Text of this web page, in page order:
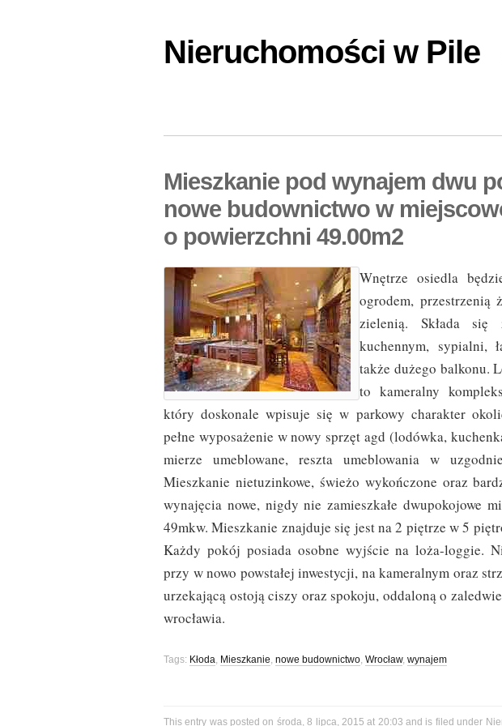
Nieruchomości w Pile
Mieszkanie pod wynajem dwu
nowe budownictwo w
o powierzchni 49.00m2
Wnętrze osiedla
ogrodem, przestrzenią
zielenią. Składa
kuchennym, sypialni,
także dużego balkonu.
to kameralny
który doskonale wpisuje się w parkowy charakter
pełne wyposażenie w nowy sprzęt agd (lodówka,
mierze umeblowane, reszta umeblowania w
Mieszkanie nietuzinkowe, świeżo wykończone oraz
wynajęcia nowe, nigdy nie zamieszkałe dwupokojowe
49mkw. Mieszkanie znajduje się jest na 2 piętrze w 5
Każdy pokój posiada osobne wyjście na loża-loggie.
przy w nowo powstałej inwestycji, na kameralnym oraz
urzekającą ostoją ciszy oraz spokoju, oddaloną o
wrocławia.
Tags: Kłoda, Mieszkanie, nowe budownictwo, Wrocław, wynajem
This entry was posted on środa, 8 lipca, 2015 at 20:03 and is filed under